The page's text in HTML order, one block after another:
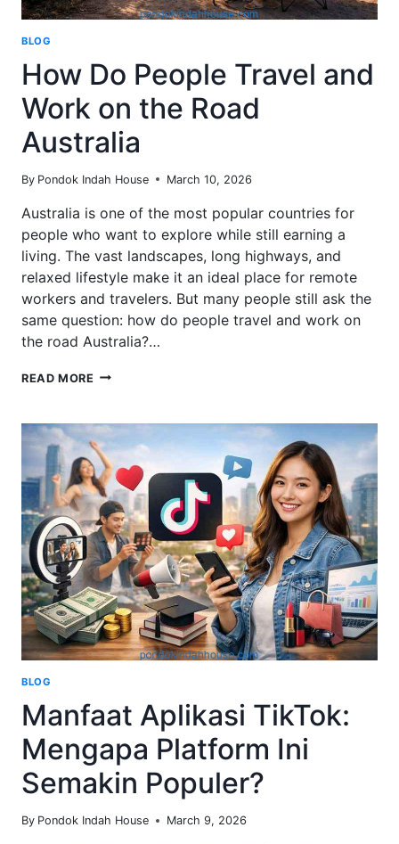
BLOG
How Do People Travel and
Work on the Road
Australia
By Pondok Indah House March 10, 2026
Australia is one of the most popular countries for
people who want to explore while still earning a
living. The vast landscapes, long highways, and
relaxed lifestyle make it an ideal place for remote
workers and travelers. But many people still ask the
same question: how do people travel and work on
the road Australia?…
READ MORE HOW
TRAVEL
AND
WORK
ON
THE
ROAD
AUSTRALIA
BLOG
Manfaat Aplikasi TikTok:
Mengapa Platform Ini
Semakin Populer?
By Pondok Indah House March 9, 2026